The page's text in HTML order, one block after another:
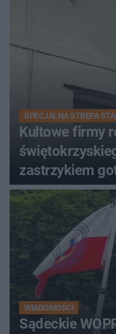
SPECJALNA STREFA
Kultowe firmy
zastrzykiem
WIADOMOŚCI
Sądeckie